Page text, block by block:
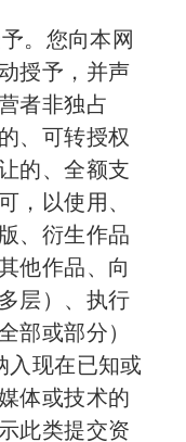
。您向本网
授予，并声
者非独占
、可转授权
的、全额支
，以使用、
、衍生作品
他作品、向
层）、执行
部或部分）
现在已知或
体或技术的
此类提交资